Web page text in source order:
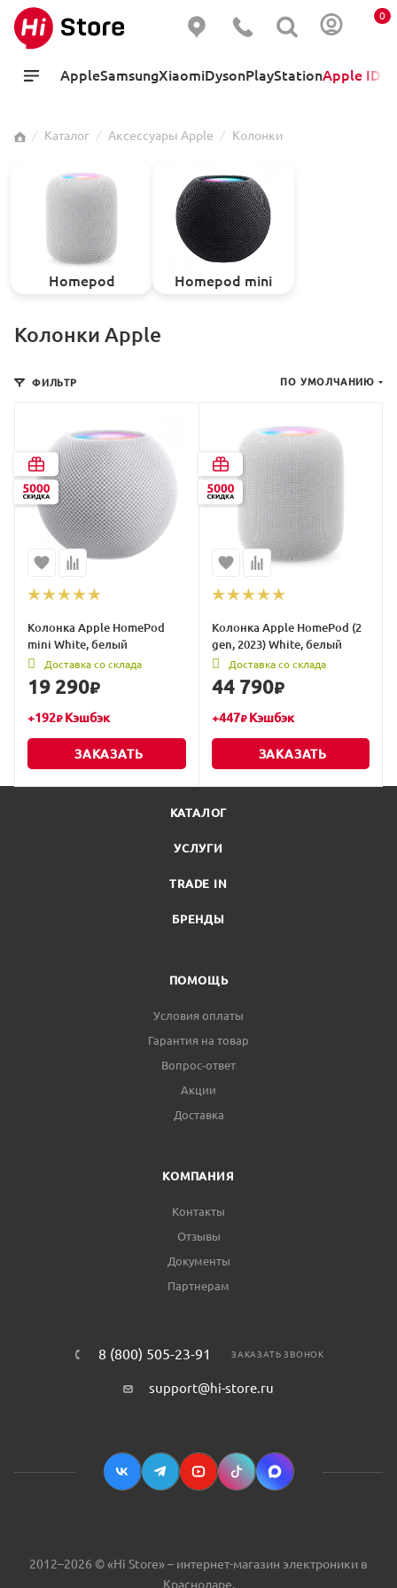
0
AppleSamsungXiaomiDysonPlayStationApple ID
⁄ Каталог ⁄ Аксессуары Apple ⁄ Колонки
Homepod Homepod mini
Колонки Apple
ФИЛЬТР ПО УМОЛЧАНИЮ
Колонка Apple HomePod
mini White, белый
Доставка со склада
19 290₽
+192₽Кэшбэк
ЗАКАЗАТЬ
Колонка Apple HomePod (2
gen, 2023) White, белый
Доставка со склада
44 790₽
+447₽Кэшбэк
ЗАКАЗАТЬ
КАТАЛОГ
УСЛУГИ
TRADE IN
БРЕНДЫ
ПОМОЩЬ
Условия оплаты
Гарантия на товар
Вопрос-ответ
Акции
Доставка
КОМПАНИЯ
Контакты
Отзывы
Документы
Партнерам
8 (800) 505-23-91 ЗАКАЗАТЬ ЗВОНОК
support@hi-store.ru
2012–2026 © «Hi Store» – интернет-магазин электроники в
Краснодаре.